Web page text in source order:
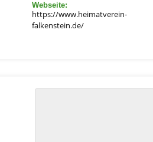
Webseite:
https://www.heimatverein-
falkenstein.de/